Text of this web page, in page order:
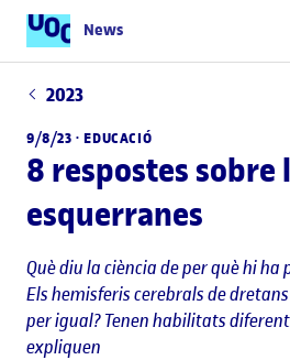
News
2023
9/8/23 ·EDUCACIÓ
8 respostes sobre
esquerranes
Què diu la ciència de per què hi ha
Els hemisferis cerebrals de
per igual? Tenen habilitats
expliquen